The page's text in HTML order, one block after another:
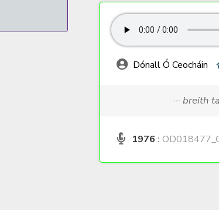
Dónall Ó Ceocháin
··· breith
1976 :